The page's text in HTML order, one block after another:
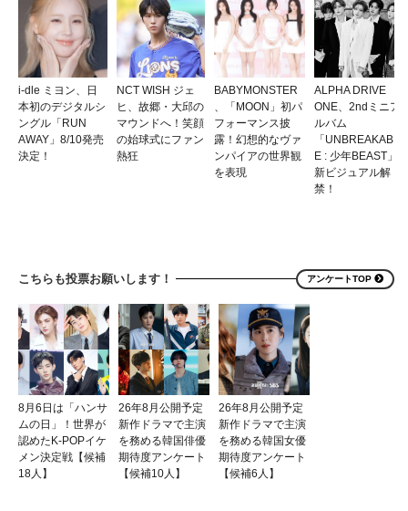
i-dle ミヨン、日
本初のデジタルシ
ングル「RUN
AWAY」8/10発売
決定！
NCT WISH ジェ
ヒ、故郷・大邱の
マウンドへ！笑顔
の始球式にファン
熱狂
BABYMONSTER
、「MOON」初パ
フォーマンス披
露！幻想的なヴァ
ンパイアの世界観
を表現
ALPHA DRIVE
ONE、2ndミニア
ルバム
「UNBREAKABL
E : 少年BEAST」
新ビジュアル解
禁！
こちらも投票お願いします！ アンケートTOP
8月6日は「ハンサ
ムの日」！世界が
認めたK-POPイケ
メン決定戦【候補
18人】
26年8月公開予定
新作ドラマで主演
を務める韓国俳優
期待度アンケート
【候補10人】
26年8月公開予定
新作ドラマで主演
を務める韓国女優
期待度アンケート
【候補6人】